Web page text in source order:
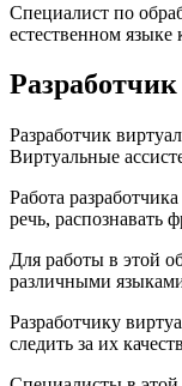
Специалист по
естественном
Разработчик
Виртуальные
Работа
речь, распознавать
Для работы в этой
различными
Разработчику
следить за их